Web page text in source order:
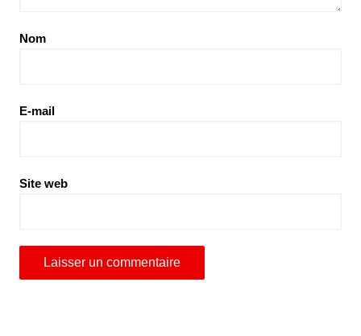
Nom
E-mail
Site web